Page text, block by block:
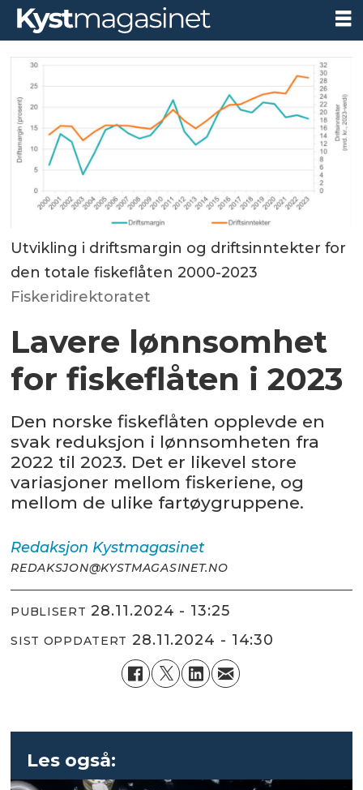
Utvikling i driftsmargin og driftsinntekter for
den totale fiskeflåten 2000-2023
Fiskeridirektoratet
Lavere lønnsomhet
for fiskeflåten i 2023
Den norske fiskeflåten opplevde en
svak reduksjon i lønnsomheten fra
2022 til 2023. Det er likevel store
variasjoner mellom fiskeriene, og
mellom de ulike fartøygruppene.
Redaksjon Kystmagasinet
REDAKSJON@KYSTMAGASINET.NO
PUBLISERT 28.11.2024 - 13:25
SIST OPPDATERT 28.11.2024 - 14:30
Les også: